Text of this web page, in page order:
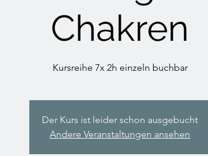
Chakren
Kursreihe 7x 2h einzeln buchbar
Der Kurs ist leider schon ausgebucht
Andere Veranstaltungen ansehen